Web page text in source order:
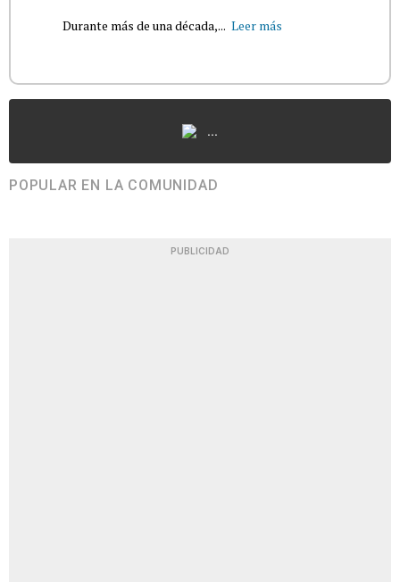
Durante más de una década,... Leer más
...
POPULAR EN LA COMUNIDAD
PUBLICIDAD